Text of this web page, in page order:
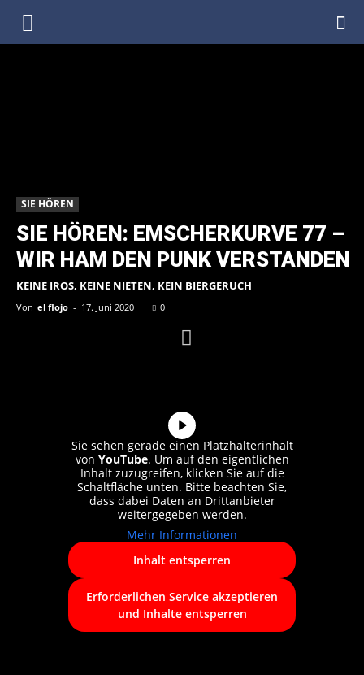
DenkfabrikBlog
SIE HÖREN
SIE HÖREN: EMSCHERKURVE 77 –
WIR HAM DEN PUNK VERSTANDEN
KEINE IROS, KEINE NIETEN, KEIN BIERGERUCH
Von el flojo - 17. Juni 2020 0
Sie sehen gerade einen Platzhalterinhalt
von YouTube. Um auf den eigentlichen
Inhalt zuzugreifen, klicken Sie auf die
Schaltfläche unten. Bitte beachten Sie,
dass dabei Daten an Drittanbieter
weitergegeben werden.
Mehr Informationen
Inhalt entsperren
Erforderlichen Service akzeptieren
und Inhalte entsperren